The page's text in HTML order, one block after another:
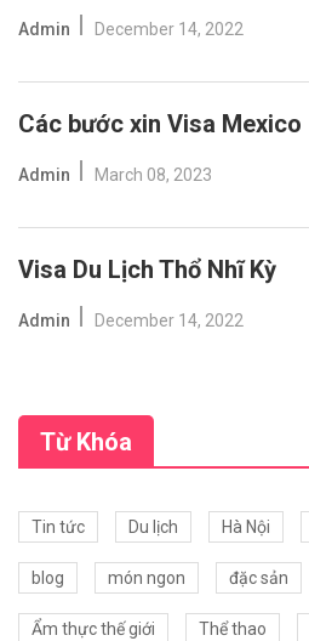
Admin December 14, 2022
Các bước xin Visa Mexico
Admin March 08, 2023
Visa Du Lịch Thổ Nhĩ Kỳ
Admin December 14, 2022
Từ Khóa
Tin tức Du lịch Hà Nội
blog món ngon đặc sản
Ẩm thực thế giới Thể thao